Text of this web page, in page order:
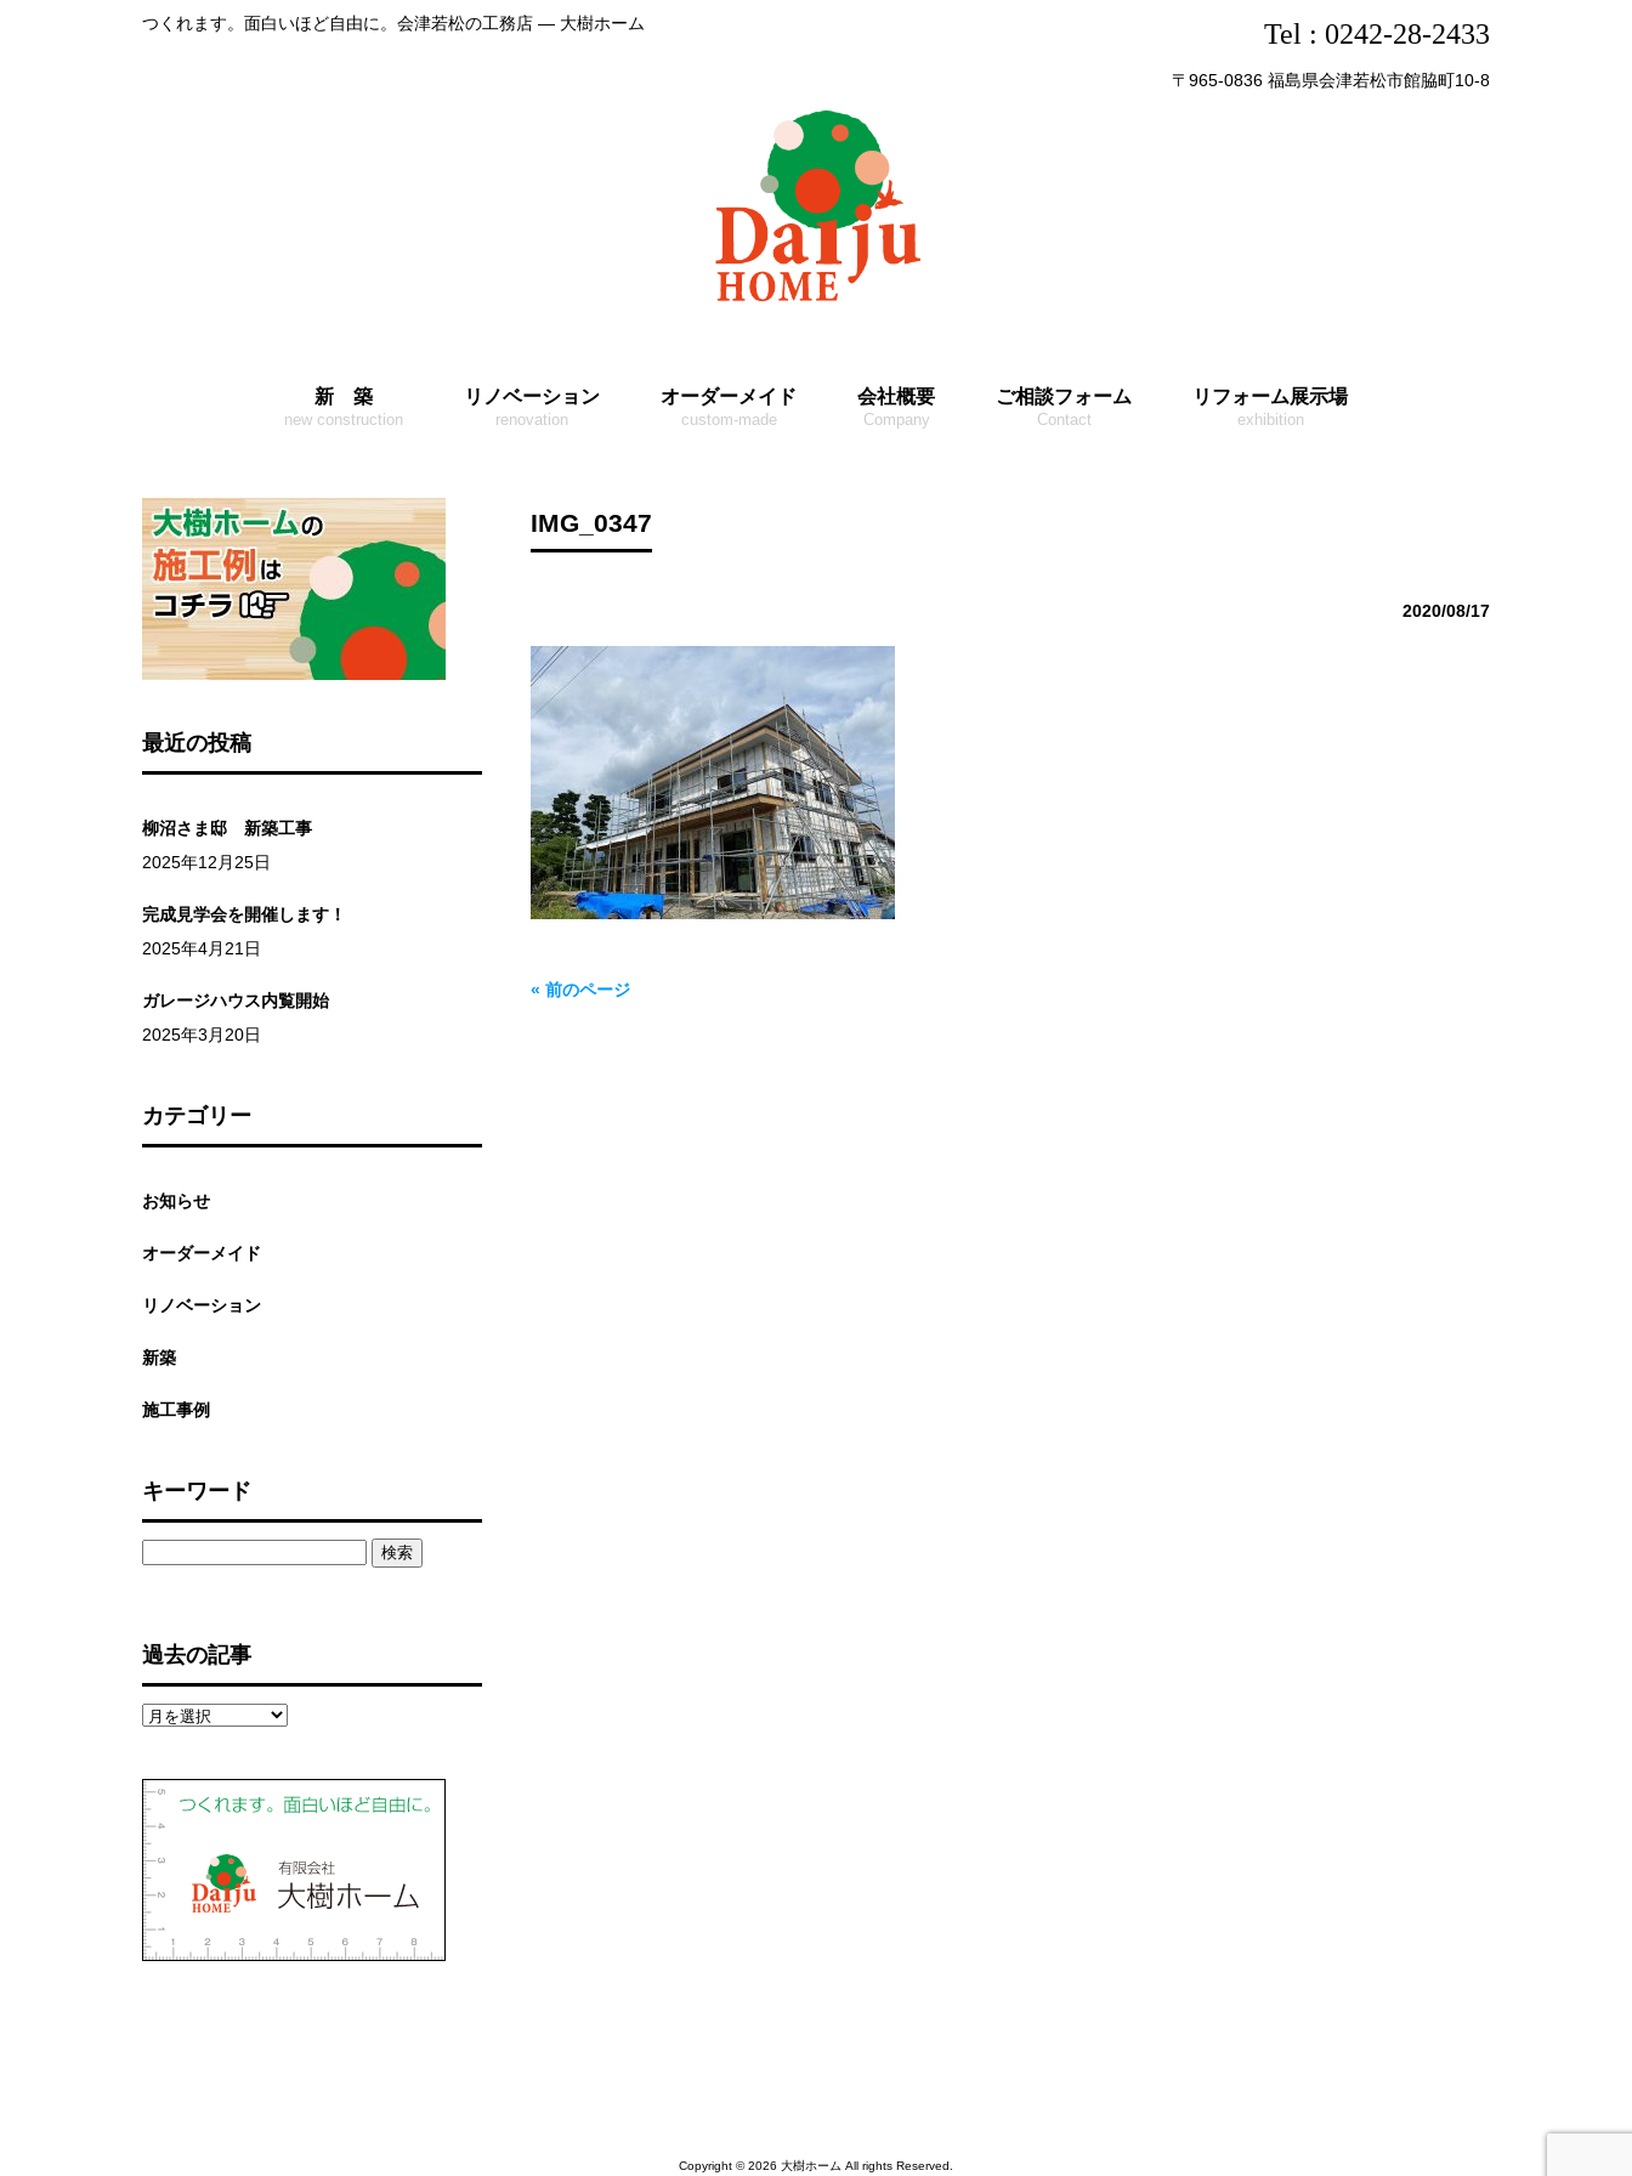
Tel : 0242-28-2433
〒965-0836 福島県会津若松市館脇町10-8
つくれます。面白いほど自由に。会津若松の工務店 ― 大樹ホーム
新 築
new construction
リノベーション
renovation
オーダーメイド
custom-made
会社概要
Company
ご相談フォーム
Contact
リフォーム展示場
exhibition
IMG_0347
2020/08/17
« 前のページ
最近の投稿
柳沼さま邸 新築工事
2025年12月25日
完成見学会を開催します！
2025年4月21日
ガレージハウス内覧開始
2025年3月20日
カテゴリー
お知らせ
オーダーメイド
リノベーション
新築
施工事例
キーワード
過去の記事
過
の
記
事
Copyright © 2026 大樹ホーム All rights Reserved.